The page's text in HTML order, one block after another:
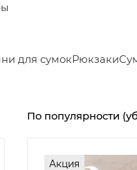
для сумокРюкзаки
По популярности
Акция